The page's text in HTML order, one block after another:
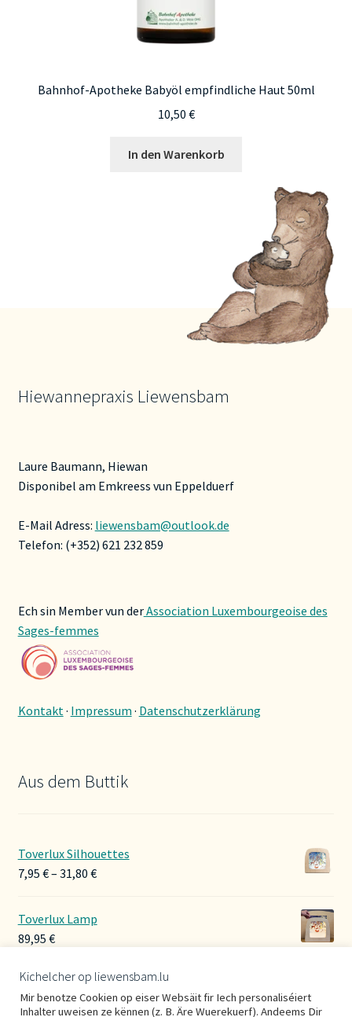
Bahnhof-Apotheke Babyöl empfindliche Haut 50ml
10,50 €
In den Warenkorb
Hiewannepraxis Liewensbam
Laure Baumann, Hiewan
Disponibel am Emkreess vun Eppelduerf
E-Mail Adress: liewensbam@outlook.de
Telefon: (+352) 621 232 859
Ech sin Member vun derAssociation Luxembourgeoise des
Sages-femmes
Kontakt · Impressum · Datenschutzerklärung
Aus dem Buttik
Toverlux Silhouettes
7,95 €– 31,80 €Preisspanne:
Toverlux Lamp
89,95 €
Hoerbänner Wollwalk
29,00€
Kichelcher op liewensbam.lu
Mir benotze Cookien op eiser Websäit fir Iech personaliséiert
Inhalter uweisen ze kënnen (z. B. Äre Wuerekuerf). Andeems Dir